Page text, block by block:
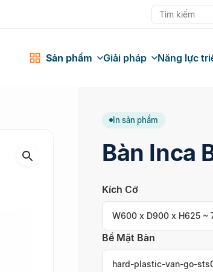
Sản phẩm Giải pháp Năng lực
In sản phẩm
Bàn Inca
Kích Cỡ
W600 x D900 x H625 ~
Bề Mặt Bàn
hard-plastic-van-go-